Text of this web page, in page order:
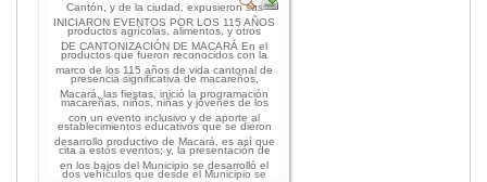
Cantón, y de la ciudad, expusieron sus
productos agrícolas, alimentos, y otros
productos que fueron reconocidos con la
presencia significativa de macareños,
macareñas, niños, niñas y jóvenes de los
establecimientos educativos que se dieron
cita a estos eventos; y, la presentación de
dos vehículos que desde el Municipio se
INICIARON EVENTOS POR LOS 115 AÑOS
DE CANTONIZACIÓN DE MACARÁ En el
marco de los 115 años de vida cantonal de
Macará, las fiestas, inició la programación
con un evento inclusivo y de aporte al
desarrollo productivo de Macará, es así que
en los bajos del Municipio se desarrolló el
Concursos 2016
Servicio
Consulta Pago de Impuesto
Mail